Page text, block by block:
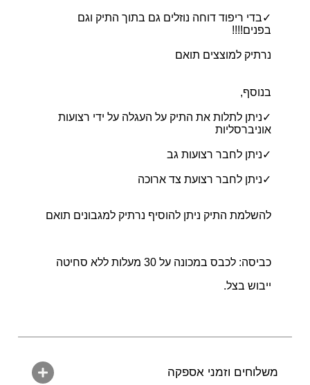
✓בדי ריפוד דוחה נוזלים גם בתוך התיק וגם
בפנים!!!!
נרתיק למוצצים תואם
בנוסף,
✓ניתן לתלות את התיק על העגלה על ידי רצועות
אוניברסליות
✓ניתן לחבר רצועות גב
✓ניתן לחבר רצועת צד ארוכה
להשלמת התיק ניתן להוסיף נרתיק למגבונים תואם
כביסה: לכבס במכונה על 30 מעלות ללא סחיטה
ייבוש בצל.
משלוחים וזמני אספקה